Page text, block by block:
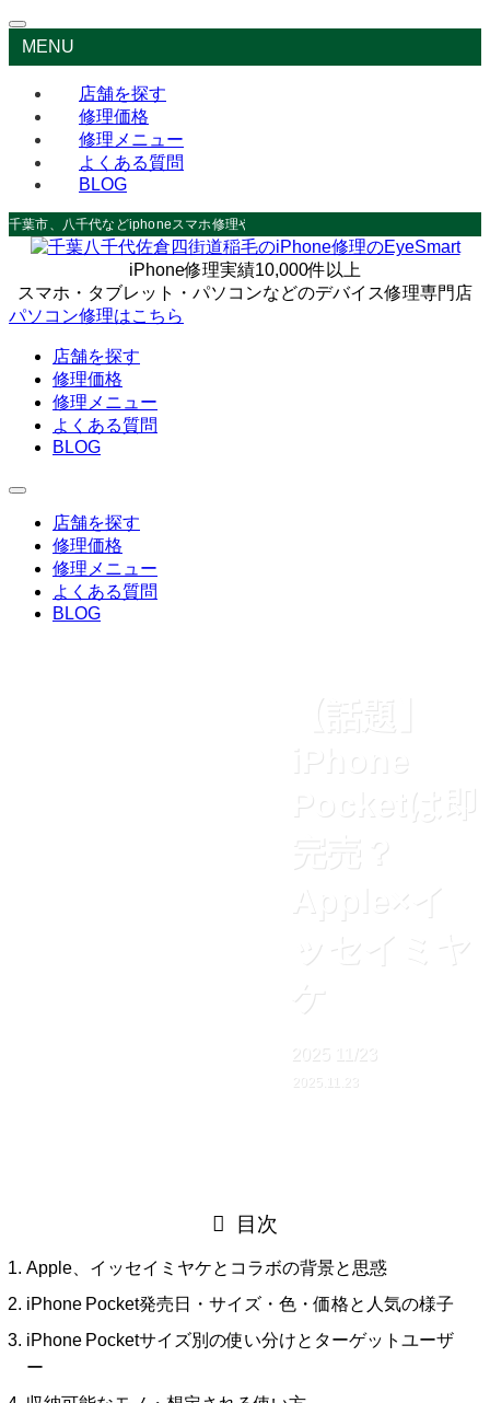
MENU
店舗を探す
修理価格
修理メニュー
よくある質問
BLOG
千葉市、八千代などiphoneスマホ修理やデータ救出なら
iPhone修理実績10,000件以上
スマホ・タブレット・パソコンなどのデバイス修理専門店
パソコン修理はこちら
店舗を探す
修理価格
修理メニュー
よくある質問
BLOG
店舗を探す
修理価格
修理メニュー
よくある質問
BLOG
【話題】
iPhone
Pocketは即
完売？
Apple×イ
ッセイミヤ
ケ
2025 11/23
2025.11.23
目次
Apple、イッセイミヤケとコラボの背景と思惑
iPhone Pocket発売日・サイズ・色・価格と人気の様子
iPhone Pocketサイズ別の使い分けとターゲットユーザ
ー